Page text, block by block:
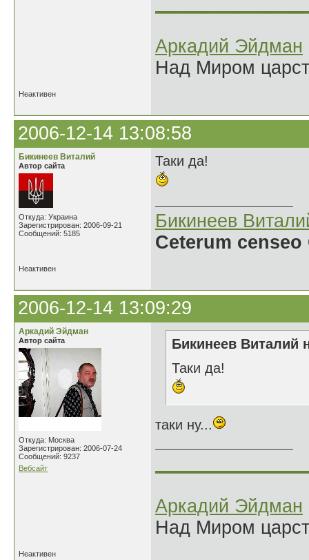
Аркадий Эйдман
Над Миром
Неактивен
2006-12-14 13:08:58
Бикинеев Виталий
Автор сайта
Откуда: Украина
Зарегистрирован: 2006-09-21
Сообщений: 5185
Таки да!
Бикинеев
Ceterum
Неактивен
2006-12-14 13:09:29
Аркадий Эйдман
Автор сайта
Откуда: Москва
Зарегистрирован: 2006-07-24
Сообщений: 9237
Вебсайт
Бикинеев Виталий
Таки да!
таки ну...
Аркадий Эйдман
Над Миром
Неактивен